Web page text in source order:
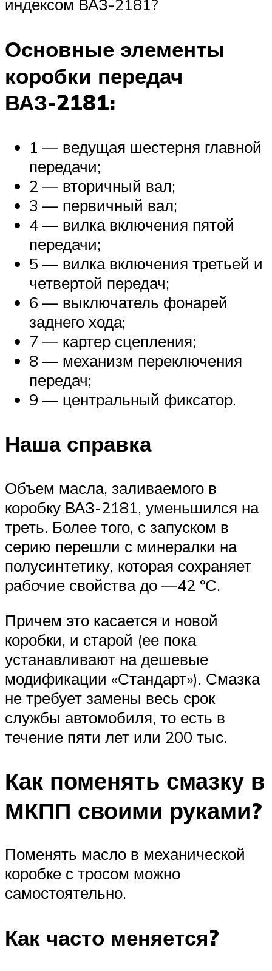
индексом ВАЗ-2181?
Основные элементы
коробки передач
ВАЗ-2181:
1 — ведущая шестерня главной
передачи;
2 — вторичный вал;
3 — первичный вал;
4 — вилка включения пятой
передачи;
5 — вилка включения третьей и
четвертой передач;
6 — выключатель фонарей
заднего хода;
7 — картер сцепления;
8 — механизм переключения
передач;
9 — центральный фиксатор.
Наша справка
Объем масла, заливаемого в
коробку ВАЗ-2181, уменьшился на
треть. Более того, с запуском в
серию перешли с минералки на
полусинтетику, которая сохраняет
рабочие свойства до —42 ºС.
Причем это касается и новой
коробки, и старой (ее пока
устанавливают на дешевые
модификации «Стандарт»). Смазка
не требует замены весь срок
службы автомобиля, то есть в
течение пяти лет или 200 тыс.
Как поменять смазку в
МКПП своими руками?
Поменять масло в механической
коробке с тросом можно
самостоятельно.
Как часто меняется?